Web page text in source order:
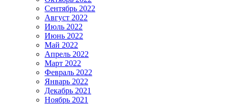
Сентябрь 2022
Август 2022
Июль 2022
Июнь 2022
Май 2022
Апрель 2022
Март 2022
Февраль 2022
Январь 2022
Декабрь 2021
Ноябрь 2021